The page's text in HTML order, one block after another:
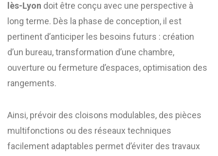
lès-Lyon doit être conçu avec une perspective à
long terme. Dès la phase de conception, il est
pertinent d’anticiper les besoins futurs : création
d’un bureau, transformation d’une chambre,
ouverture ou fermeture d’espaces, optimisation des
rangements.
Ainsi, prévoir des cloisons modulables, des pièces
multifonctions ou des réseaux techniques
facilement adaptables permet d’éviter des travaux